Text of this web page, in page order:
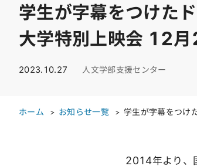
学生が字幕をつけた
大学特別上映会 12月
2023.10.27 人文学部支援センター
ホーム お知らせ一覧 学生が字幕をつけ
2014年より、